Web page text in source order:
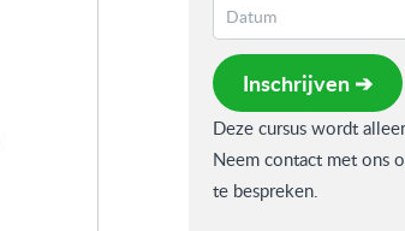
Inschrijven ➔
Deze cursus wordt
Neem contact met ons
te bespreken.